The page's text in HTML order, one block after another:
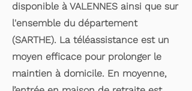
disponible à VALENNES ainsi que sur
l'ensemble du département
(SARTHE). La téléassistance est un
moyen efficace pour prolonger le
maintien à domicile. En moyenne,